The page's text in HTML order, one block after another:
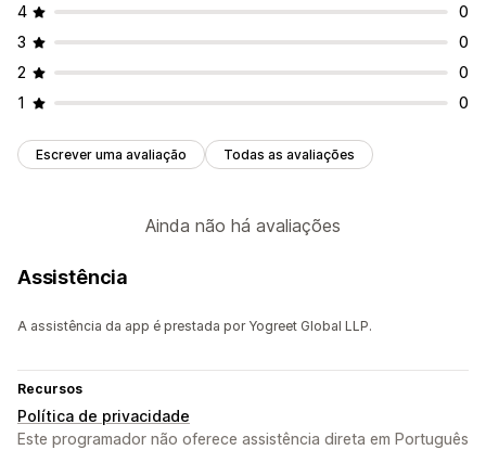
4
0
3
0
2
0
1
0
Escrever uma avaliação Todas as avaliações
Ainda não há avaliações
Assistência
A assistência da app é prestada por Yogreet Global LLP.
Recursos
Política de privacidade
Este programador não oferece assistência direta em Português